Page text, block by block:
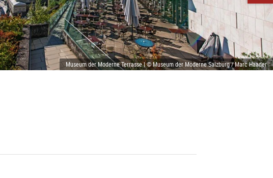
Museum der Moderne Terrasse | © Museum der Moderne Salzburg / Marc Haader